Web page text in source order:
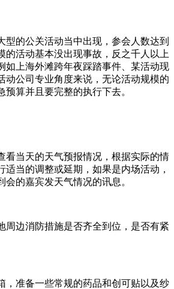
型的公关活动当中出现，参会人数达到
的活动基本没出现事故，反之千人以上
如上海外滩跨年夜踩踏事件、某活动现
动公司专业角度来说，无论活动规模的
预算并且要完整的执行下去。
看当天的天气预报情况，根据实际的情
适当的调整或延期，如果是内场活动，
的嘉宾发天气情况的讯息。
周边消防措施是否齐全到位，是否有紧
，准备一些常规的药品和创可贴以及纱